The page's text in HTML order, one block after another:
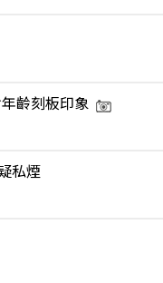
齡刻板印象
私煙